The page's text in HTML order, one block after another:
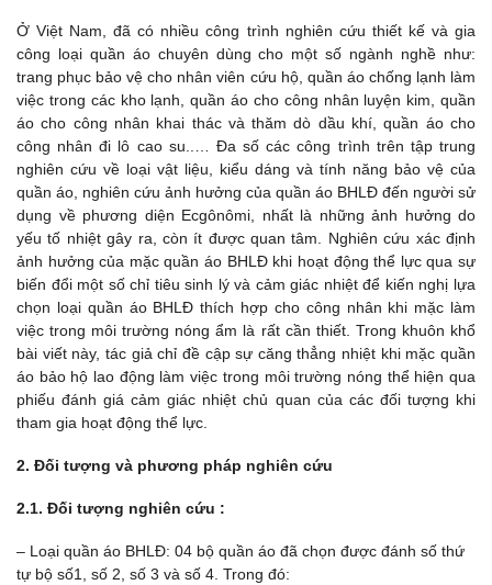
Ở Việt Nam, đã có nhiều công trình nghiên cứu thiết kế và gia
công loại quần áo chuyên dùng cho một số ngành nghề như:
trang phục bảo vệ cho nhân viên cứu hộ, quần áo chống lạnh làm
việc trong các kho lạnh, quần áo cho công nhân luyện kim, quần
áo cho công nhân khai thác và thăm dò dầu khí, quần áo cho
công nhân đi lô cao su..… Đa số các công trình trên tập trung
nghiên cứu về loại vật liệu, kiểu dáng và tính năng bảo vệ của
quần áo, nghiên cứu ảnh hưởng của quần áo BHLĐ đến người sử
dụng về phương diện Ecgônômi, nhất là những ảnh hưởng do
yếu tố nhiệt gây ra, còn ít được quan tâm. Nghiên cứu xác định
ảnh hưởng của mặc quần áo BHLĐ khi hoạt động thể lực qua sự
biến đổi một số chỉ tiêu sinh lý và cảm giác nhiệt để kiến nghị lựa
chọn loại quần áo BHLĐ thích hợp cho công nhân khi mặc làm
việc trong môi trường nóng ẩm là rất cần thiết. Trong khuôn khổ
bài viết này, tác giả chỉ đề cập sự căng thẳng nhiệt khi mặc quần
áo bảo hộ lao động làm việc trong môi trường nóng thể hiện qua
phiếu đánh giá cảm giác nhiệt chủ quan của các đối tượng khi
tham gia hoạt động thể lực.
2. Đối tượng và phương pháp nghiên cứu
2.1. Đối tượng nghiên cứu :
– Loại quần áo BHLĐ: 04 bộ quần áo đã chọn được đánh số thứ
tự bộ số1, số 2, số 3 và số 4. Trong đó: